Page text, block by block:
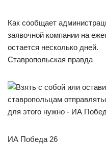
Как сообщает
заявочной компании на
остается несколько дней.
Ставропольская правда
ИА Победа 26